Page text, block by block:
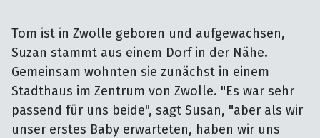
Tom ist in Zwolle geboren und aufgewachsen,
Suzan stammt aus einem Dorf in der Nähe.
Gemeinsam wohnten sie zunächst in einem
Stadthaus im Zentrum von Zwolle. "Es war sehr
passend für uns beide", sagt Susan, "aber als wir
unser erstes Baby erwarteten, haben wir uns